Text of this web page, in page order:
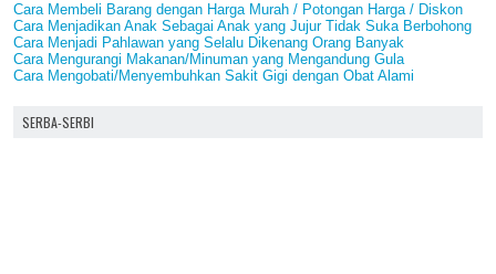
Cara Membeli Barang dengan Harga Murah / Potongan Harga / Diskon
Cara Menjadikan Anak Sebagai Anak yang Jujur Tidak Suka Berbohong
Cara Menjadi Pahlawan yang Selalu Dikenang Orang Banyak
Cara Mengurangi Makanan/Minuman yang Mengandung Gula
Cara Mengobati/Menyembuhkan Sakit Gigi dengan Obat Alami
SERBA-SERBI